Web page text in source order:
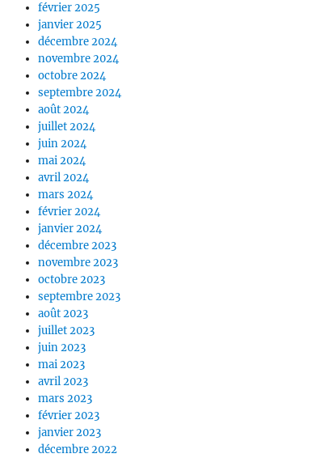
février 2025
janvier 2025
décembre 2024
novembre 2024
octobre 2024
septembre 2024
août 2024
juillet 2024
juin 2024
mai 2024
avril 2024
mars 2024
février 2024
janvier 2024
décembre 2023
novembre 2023
octobre 2023
septembre 2023
août 2023
juillet 2023
juin 2023
mai 2023
avril 2023
mars 2023
février 2023
janvier 2023
décembre 2022